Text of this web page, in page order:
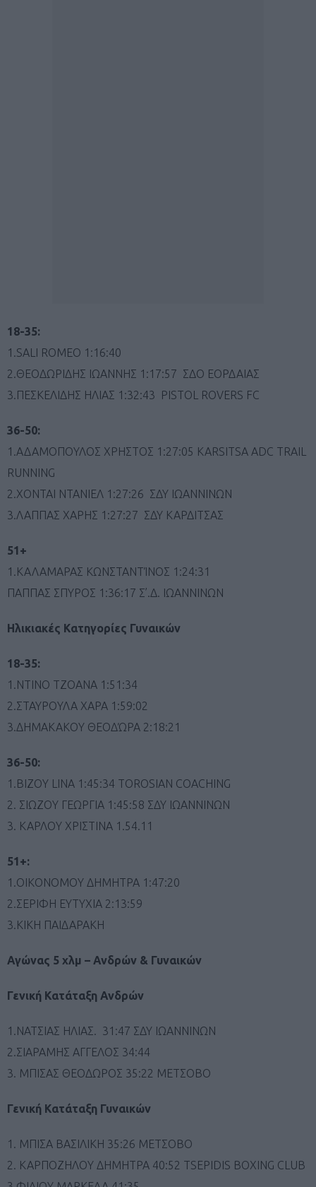
18-35:
1.SALI ROMEO 1:16:40
2.ΘΕΟΔΩΡΙΔΗΣ ΙΩΑΝΝΗΣ 1:17:57 ΣΔΟ ΕΟΡΔΑΙΑΣ
3.ΠΕΣΚΕΛΙΔΗΣ ΗΛΙΑΣ 1:32:43 PISTOL ROVERS FC
36-50:
1.ΑΔΑΜΟΠΟΥΛΟΣ ΧΡΗΣΤΟΣ 1:27:05 KARSITSA ADC TRAIL
RUNNING
2.ΧΟΝΤΑΙ ΝΤΑΝΙΕΛ 1:27:26 ΣΔΥ ΙΩΑΝΝΙΝΩΝ
3.ΛΑΠΠΑΣ ΧΑΡΗΣ 1:27:27 ΣΔΥ ΚΑΡΔΙΤΣΑΣ
51+
1.ΚΑΛΑΜΑΡΑΣ ΚΩΝΣΤΑΝΤΊΝΟΣ 1:24:31
ΠΑΠΠΑΣ ΣΠΥΡΟΣ 1:36:17 Σ’.Δ. ΙΩΑΝΝΙΝΩΝ
Ηλικιακές Κατηγορίες Γυναικών
18-35:
1.ΝΤΙΝΟ ΤΖΟΑΝΑ 1:51:34
2.ΣΤΑΥΡΟΥΛΑ ΧΑΡΑ 1:59:02
3.ΔΗΜΑΚΑΚΟΥ ΘΕΟΔΏΡΑ 2:18:21
36-50:
1.BIZOY LINA 1:45:34 TOROSIAN COACHING
2. ΣΙΩΖΟΥ ΓΕΩΡΓΙΑ 1:45:58 ΣΔΥ ΙΩΑΝΝΙΝΩΝ
3. ΚΑΡΛΟΥ ΧΡΙΣΤΙΝΑ 1.54.11
51+:
1.ΟΙΚΟΝΟΜΟΥ ΔΗΜΗΤΡΑ 1:47:20
2.ΣΕΡΙΦΗ ΕΥΤΥΧΙΑ 2:13:59
3.ΚΙΚΗ ΠΑΙΔΑΡΑΚΗ
Αγώνας 5 χλμ – Ανδρών & Γυναικών
Γενική Κατάταξη Ανδρών
1.ΝΑΤΣΙΑΣ ΗΛΙΑΣ. 31:47 ΣΔΥ ΙΩΑΝΝΙΝΩΝ
2.ΣΙΑΡΑΜΗΣ ΑΓΓΕΛΟΣ 34:44
3. ΜΠΙΣΑΣ ΘΕΟΔΩΡΟΣ 35:22 ΜΕΤΣΟΒΟ
Γενική Κατάταξη Γυναικών
1. ΜΠΙΣΑ ΒΑΣΙΛΙΚΗ 35:26 ΜΕΤΣΟΒΟ
2. ΚΑΡΠΟΖΗΛΟΥ ΔΗΜΗΤΡΑ 40:52 TSEPIDIS BOXING CLUB